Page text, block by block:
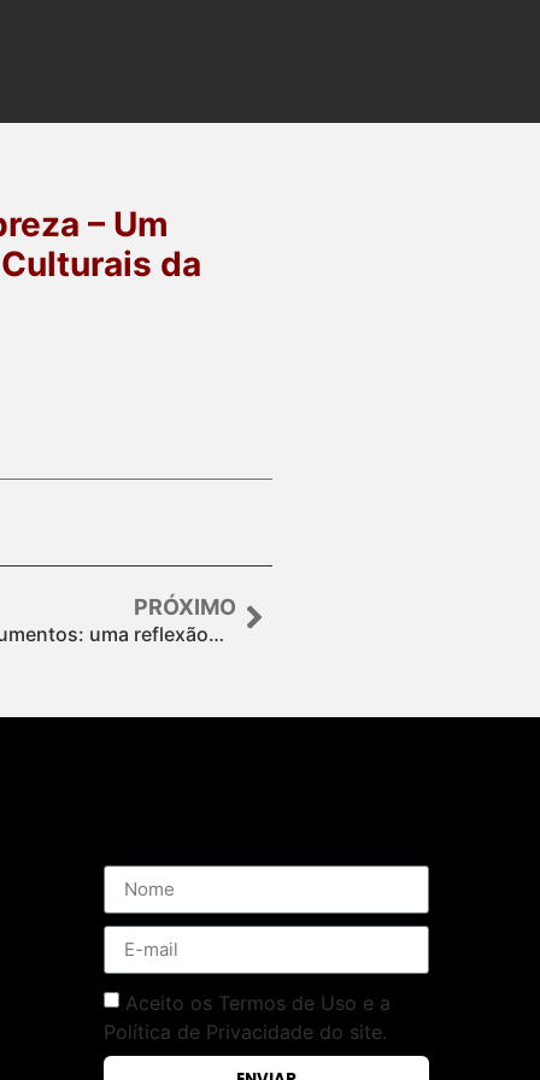
– Um
da
PRÓXIMO
uma reflexão…
Aceito os Termos de Uso e a
Política de Privacidade do site.